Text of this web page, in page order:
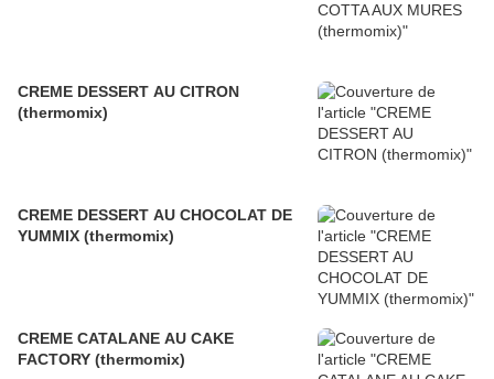
CREME DESSERT AU CITRON
(thermomix)
CREME DESSERT AU CHOCOLAT DE
YUMMIX (thermomix)
CREME CATALANE AU CAKE
FACTORY (thermomix)